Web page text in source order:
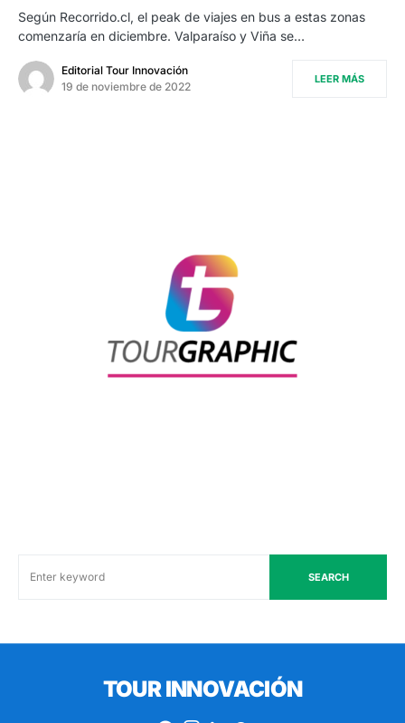
Según Recorrido.cl, el peak de viajes en bus a estas zonas
comenzaría en diciembre. Valparaíso y Viña se…
Editorial Tour Innovación
19 de noviembre de 2022
LEER MÁS
SEARCH
TOUR INNOVACIÓN